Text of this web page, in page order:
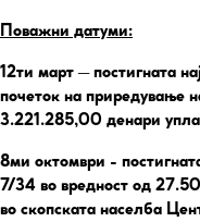
Поважни датуми:
12ти март– постигната
почеток на приредување
3.221.285,00 денари
8ми октомври -
7/34 во вредност од
во скопската населба